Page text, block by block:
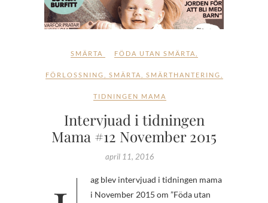
SMÄRTA FÖDA UTAN SMÄRTA
FÖRLOSSNING SMÄRTA SMÄRTHANTERING
TIDNINGEN MAMA
Intervjuad i tidningen
Mama #12 November 2015
april 11, 2016
i November 2015 om ”Föda utan